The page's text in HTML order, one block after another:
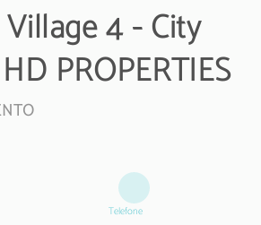
4 - City
PROPERTIES
Telefone